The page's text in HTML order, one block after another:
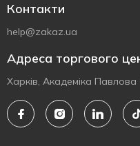
Контакти
help@zakaz.ua
Адреса торгового
Харків, Академіка Павлова